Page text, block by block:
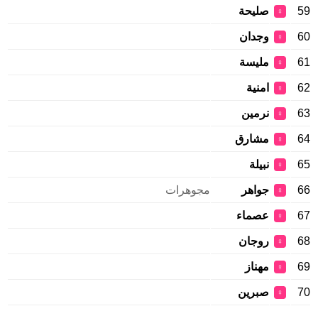
59
♀ صليحة
60
♀ وجدان
61
♀ مليسة
62
♀ امنية
63
♀ نرمين
64
♀ مشارق
65
♀ نبيلة
66
♀ جواهر مجوهرات
67
♀ عصماء
68
♀ روجان
69
♀ مهناز
70
♀ صبرين